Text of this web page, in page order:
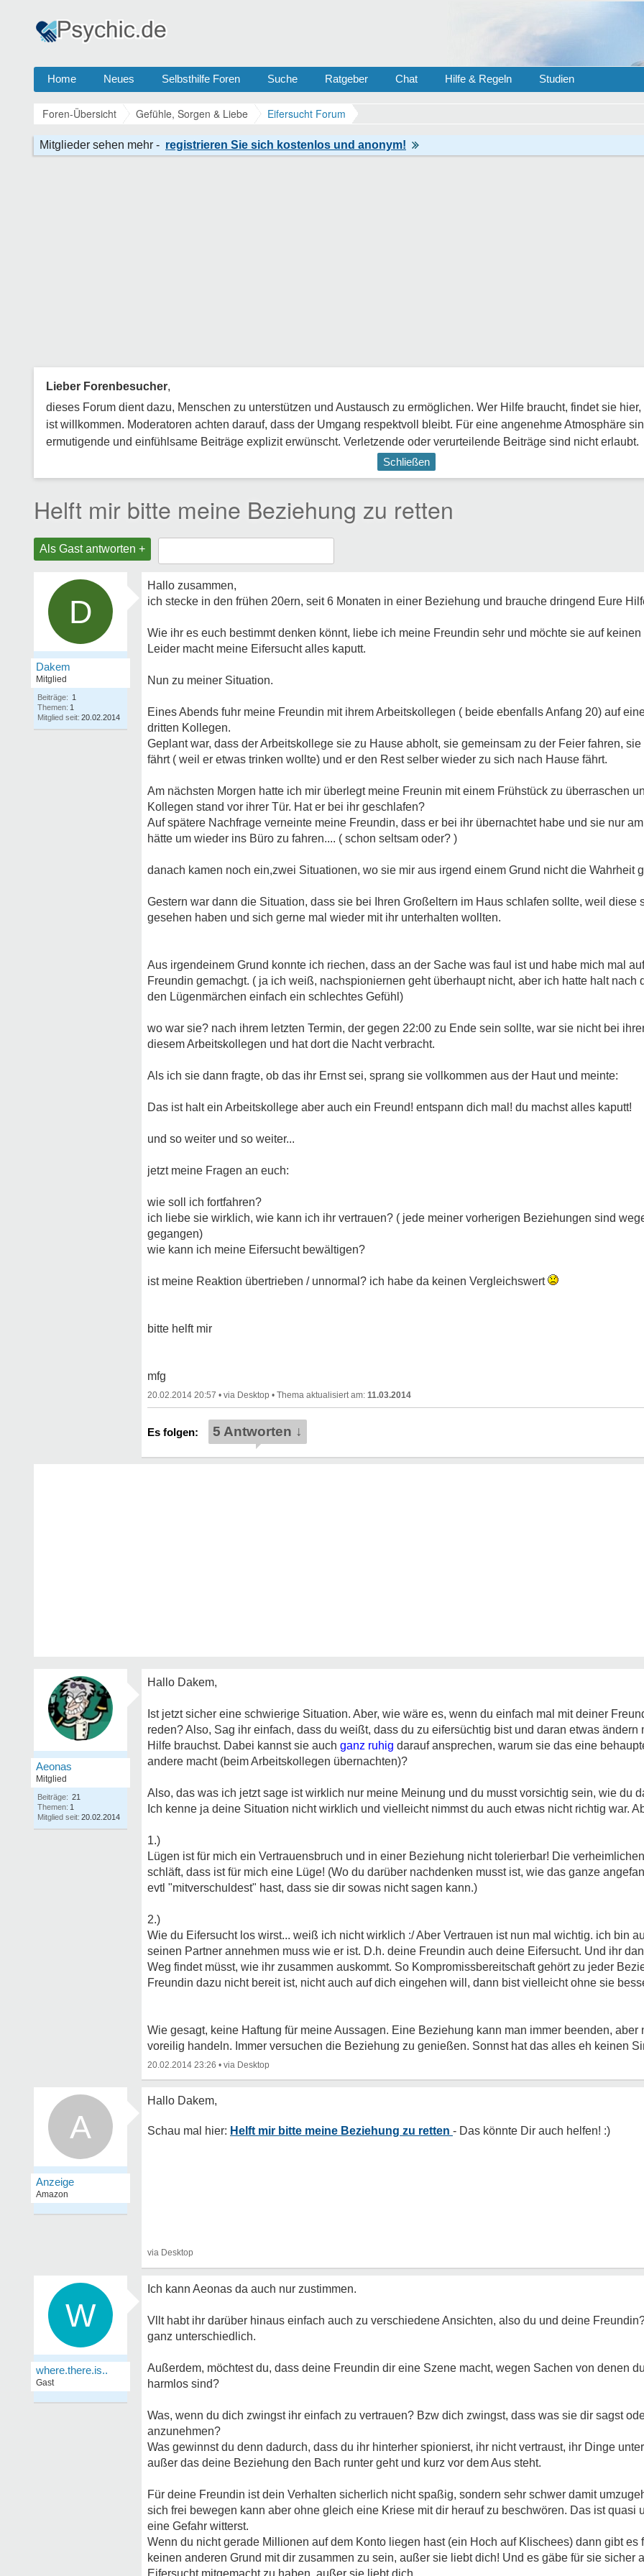
Home Neues Selbsthilfe Foren Suche Ratgeber Chat Hilfe & Regeln Studien
Foren-Übersicht Gefühle, Sorgen & Liebe Eifersucht Forum
Lieber Forenbesucher,
dieses Forum dient dazu, Menschen zu unterstützen und Austausch zu ermöglichen. Wer Hilfe braucht, findet sie
ist willkommen. Moderatoren achten darauf, dass der Umgang respektvoll bleibt. Für eine angenehme Atmosphäre
ermutigende und einfühlsame Beiträge explizit erwünscht. Verletzende oder verurteilende Beiträge sind nicht erlaubt.
Schließen
Helft mir bitte meine Beziehung zu retten
Als Gast antworten +
D
Dakem
Mitglied
Beiträge: 1
Themen: 1
Mitglied seit: 20.02.2014
Hallo zusammen,
ich stecke in den frühen 20ern, seit 6 Monaten in einer Beziehung und brauche dringend Eure
Wie ihr es euch bestimmt denken könnt, liebe ich meine Freundin sehr und möchte sie auf
Leider macht meine Eifersucht alles kaputt.
Nun zu meiner Situation.
Eines Abends fuhr meine Freundin mit ihrem Arbeitskollegen ( beide ebenfalls Anfang 20) auf
dritten Kollegen.
Geplant war, dass der Arbeitskollege sie zu Hause abholt, sie gemeinsam zu der Feier fahren,
fährt ( weil er etwas trinken wollte) und er den Rest selber wieder zu sich nach Hause fährt.
Am nächsten Morgen hatte ich mir überlegt meine Freunin mit einem Frühstück zu überraschen
Kollegen stand vor ihrer Tür. Hat er bei ihr geschlafen?
Auf spätere Nachfrage verneinte meine Freundin, dass er bei ihr übernachtet habe und sie nur
hätte um wieder ins Büro zu fahren.... ( schon seltsam oder? )
danach kamen noch ein,zwei Situationen, wo sie mir aus irgend einem Grund nicht die Wahrheit
Gestern war dann die Situation, dass sie bei Ihren Großeltern im Haus schlafen sollte, weil diese
gesehen haben und sich gerne mal wieder mit ihr unterhalten wollten.
Aus irgendeinem Grund konnte ich riechen, dass an der Sache was faul ist und habe mich mal
Freundin gemachgt. ( ja ich weiß, nachspioniernen geht überhaupt nicht, aber ich hatte halt nach
den Lügenmärchen einfach ein schlechtes Gefühl)
wo war sie? nach ihrem letzten Termin, der gegen 22:00 zu Ende sein sollte, war sie nicht bei
diesem Arbeitskollegen und hat dort die Nacht verbracht.
Als ich sie dann fragte, ob das ihr Ernst sei, sprang sie vollkommen aus der Haut und meinte:
Das ist halt ein Arbeitskollege aber auch ein Freund! entspann dich mal! du machst alles kaputt!
und so weiter und so weiter...
jetzt meine Fragen an euch:
wie soll ich fortfahren?
ich liebe sie wirklich, wie kann ich ihr vertrauen? ( jede meiner vorherigen Beziehungen sind
gegangen)
wie kann ich meine Eifersucht bewältigen?
ist meine Reaktion übertrieben / unnormal? ich habe da keinen Vergleichswert
bitte helft mir
mfg
20.02.2014 20:57 • • 11.03.2014
5 Antworten ↓
Aeonas
Mitglied
Beiträge: 21
Themen: 1
Mitglied seit: 20.02.2014
Hallo Dakem,
Ist jetzt sicher eine schwierige Situation. Aber, wie wäre es, wenn du einfach mal mit deiner
reden? Also, Sag ihr einfach, dass du weißt, dass du zu eifersüchtig bist und daran etwas ändern
Hilfe brauchst. Dabei kannst sie auch ganz ruhig darauf ansprechen, warum sie das eine
andere macht (beim Arbeitskollegen übernachten)?
Also, das was ich jetzt sage ist wirklich nur meine Meinung und du musst vorsichtig sein, wie du
Ich kenne ja deine Situation nicht wirklich und vielleicht nimmst du auch etwas nicht richtig war.
1.)
Lügen ist für mich ein Vertrauensbruch und in einer Beziehung nicht tolerierbar! Die
schläft, dass ist für mich eine Lüge! (Wo du darüber nachdenken musst ist, wie das ganze
evtl "mitverschuldest" hast, dass sie dir sowas nicht sagen kann.)
2.)
Wie du Eifersucht los wirst... weiß ich nicht wirklich :/ Aber Vertrauen ist nun mal wichtig. ich bin
seinen Partner annehmen muss wie er ist. D.h. deine Freundin auch deine Eifersucht. Und ihr
Weg findet müsst, wie ihr zusammen auskommt. So Kompromissbereitschaft gehört zu jeder
Freundin dazu nicht bereit ist, nicht auch auf dich eingehen will, dann bist vielleicht ohne sie
Wie gesagt, keine Haftung für meine Aussagen. Eine Beziehung kann man immer beenden, aber
voreilig handeln. Immer versuchen die Beziehung zu genießen. Sonnst hat das alles eh keinen
20.02.2014 23:26 •
A Helft mir bitte meine Beziehung zu retten
W
where.there.is..
Gast
Ich kann Aeonas da auch nur zustimmen.
Vllt habt ihr darüber hinaus einfach auch zu verschiedene Ansichten, also du und deine
ganz unterschiedlich.
Außerdem, möchtest du, dass deine Freundin dir eine Szene macht, wegen Sachen von denen
harmlos sind?
Was, wenn du dich zwingst ihr einfach zu vertrauen? Bzw dich zwingst, dass was sie dir sagst
anzunehmen?
Was gewinnst du denn dadurch, dass du ihr hinterher spionierst, ihr nicht vertraust, ihr Dinge
außer das deine Beziehung den Bach runter geht und kurz vor dem Aus steht.
Für deine Freundin ist dein Verhalten sicherlich nicht spaßig, sondern sehr schwer damit
sich frei bewegen kann aber ohne gleich eine Kriese mit dir herauf zu beschwören. Das ist quasi
eine Gefahr witterst.
Wenn du nicht gerade Millionen auf dem Konto liegen hast (ein Hoch auf Klischees) dann gibt es
keinen anderen Grund mit dir zusammen zu sein, außer sie liebt dich! Und es gäbe für sie sicher
Eifersucht mitgemacht zu haben, außer sie liebt dich.